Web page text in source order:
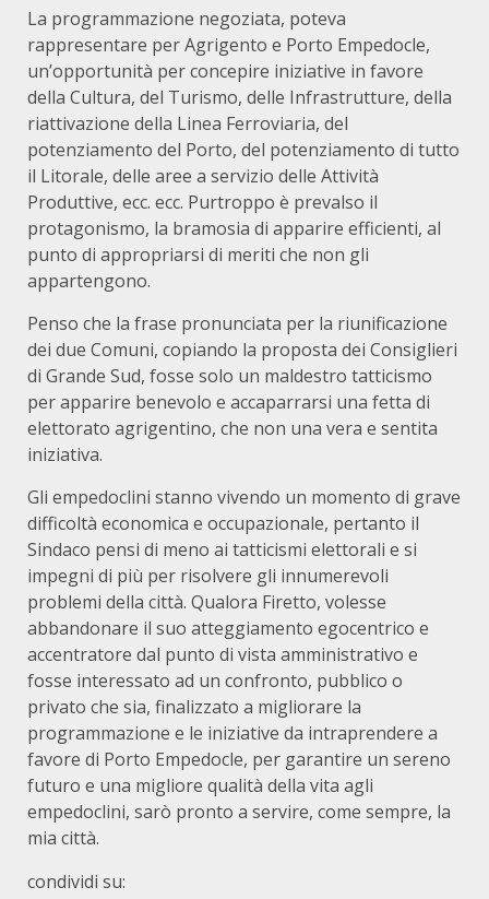
La programmazione negoziata, poteva
rappresentare per Agrigento e Porto Empedocle,
un’opportunità per concepire iniziative in favore
della Cultura, del Turismo, delle Infrastrutture, della
riattivazione della Linea Ferroviaria, del
potenziamento del Porto, del potenziamento di tutto
il Litorale, delle aree a servizio delle Attività
Produttive, ecc. ecc. Purtroppo è prevalso il
protagonismo, la bramosia di apparire efficienti, al
punto di appropriarsi di meriti che non gli
appartengono.
Penso che la frase pronunciata per la riunificazione
dei due Comuni, copiando la proposta dei Consiglieri
di Grande Sud, fosse solo un maldestro tatticismo
per apparire benevolo e accaparrarsi una fetta di
elettorato agrigentino, che non una vera e sentita
iniziativa.
Gli empedoclini stanno vivendo un momento di grave
difficoltà economica e occupazionale, pertanto il
Sindaco pensi di meno ai tatticismi elettorali e si
impegni di più per risolvere gli innumerevoli
problemi della città. Qualora Firetto, volesse
abbandonare il suo atteggiamento egocentrico e
accentratore dal punto di vista amministrativo e
fosse interessato ad un confronto, pubblico o
privato che sia, finalizzato a migliorare la
programmazione e le iniziative da intraprendere a
favore di Porto Empedocle, per garantire un sereno
futuro e una migliore qualità della vita agli
empedoclini, sarò pronto a servire, come sempre, la
mia città.
condividi su: